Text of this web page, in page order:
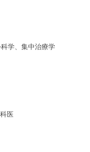
学、集中治療学
医